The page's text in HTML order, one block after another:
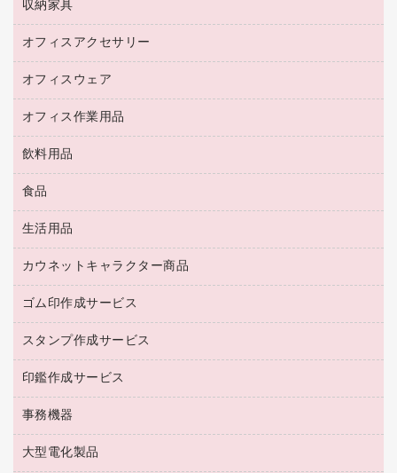
ＵＳＢハブ／ＵＳＢアクセサリー
ＯＡフィルター
ＯＡクリーナー／エアダスター
ＨＤＤ／ＳＳＤ
ディスプレイモニター
スキャナー
コピー機
カウンター
ホワイトボード・黒板
収納家具
保管庫・書庫
ロッカー・下駄箱
その他収納
オフィスアクセサリー
オフィスアクセサリー
オフィスウェア
医療・介護・ワーキングウェア
ブラウス・シャツ
アウター
オフィス作業用品
養生用品
防災用品
防災用備蓄食品・飲料
台車・脚立
倉庫収納用品
作業用雑貨
梱包用品
梱包用テープ
園芸用品
飲料用品
緑茶飲料
茶葉・インスタント
紅茶・バラエティ飲料
レギュラーコーヒー
ミルク・シュガー
ソフトドリンク
コーヒーメーカー・備品
インスタントコーヒー
食品
食品
菓子
生活用品
浴室用品
台所用洗剤
掃除用品
掃除用洗剤
洗濯用品
消臭・芳香剤
殺虫剤
カウネットキャラクター商品
カウネットキャラクター商品
ゴム印作成サービス
ゴム印作成サービス
ゴム印（一行印）作成サービス
ゴム印（フリーサイズ印）作成サービス
スタンプ作成サービス
シヤチハタスタンプ作成サービス
カウネットスタンプ作成サービス
印鑑作成サービス
印鑑作成サービス
事務機器
大型シュレッダー（共配）
大型電化製品